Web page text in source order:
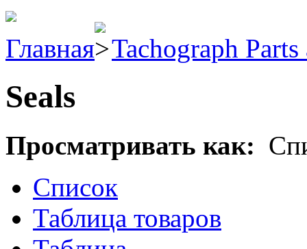
Главная Tachograph
Seals
Просматривать как:
Список
Таблица товаров